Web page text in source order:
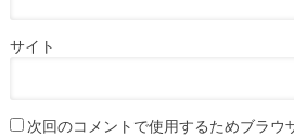
サイト
次回のコメントで使用するためブラウ